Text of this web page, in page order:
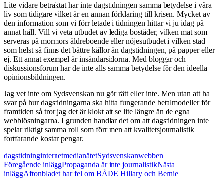
Lite vidare betraktat har inte dagstidningen samma betydelse i våra
liv som tidigare vilket är en annan förklaring till krisen. Mycket av
den information som vi förr letade i tidningen hittar vi ju idag på
annat håll. Vill vi veta utbudet av lediga bostäder, vilken mat som
serveras på mormors äldreboende eller nöjesutbudet i vilken stad
som helst så finns det bättre källor än dagstidningen, på papper eller
ej. Ett annat exempel är insändarsidorna. Med bloggar och
diskussionsforum har de inte alls samma betydelse för den ideella
opinionsbildningen.
Jag vet inte om Sydsvenskan nu gör rätt eller inte. Men utan att ha
svar på hur dagstidningarna ska hitta fungerande betalmodeller för
framtiden så tror jag det är klokt att se lite längre än de egna
webblösningarna. I grunden handlar det om att dagstidningen inte
spelar riktigt samma roll som förr men att kvalitetsjournalistik
fortfarande kostar pengar.
dagstidninginternetmedianätetSydsvenskanwebben
Inläggsnavigering
Föregående inläggPropaganda är inte journalistikNästa
inläggAftonbladet har fel om BÅDE Hillary och Bernie